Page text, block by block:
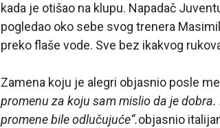
kada je otišao na klupu. Napadač
pogledao oko sebe svog trenera
preko flaše vode. Sve bez ikakvog
Zamena koju je alegri objasnio posle
promenu za koju sam mislio da je
promene bile odlučujuće“.objasnio